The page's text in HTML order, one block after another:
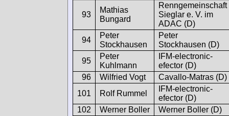
93
Mathias
Bungard
Renngemeinschaft
Sieglar e. V. im
ADAC (D)
94
Peter
Stockhausen
Peter
Stockhausen (D)
95
Peter
Kuhlmann
IFM-electronic-
efector (D)
96
Wilfried Vogt
Cavallo-Matras (D)
101
Rolf Rummel
IFM-electronic-
efector (D)
102
Werner Boller
Werner Boller (D)